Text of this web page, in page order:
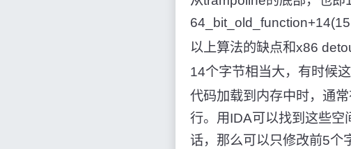
以上算法的缺点和x86
14个字节相当大，有时候
代码加载到内存中时，通
行。用IDA可以找到这些空
话，那么可以只修改前5个